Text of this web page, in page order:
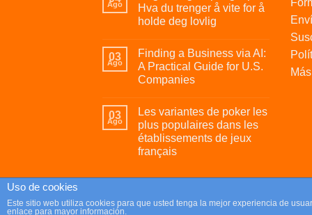
Ago
Hva du trenger å vite for å
holde deg lovlig
03
Ago
Finding a Business via AI:
A Practical Guide for U.S.
Companies
03
Ago
Les variantes de poker les
plus populaires dans les
établissements de jeux
français
Copyright 2026 ©Parafrikis.com
Uso de cookies
Este sitio web utiliza cookies para que usted tenga la mejor experiencia de
enlace para mayor información.